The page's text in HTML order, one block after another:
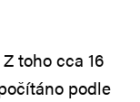
toho cca 16
podle